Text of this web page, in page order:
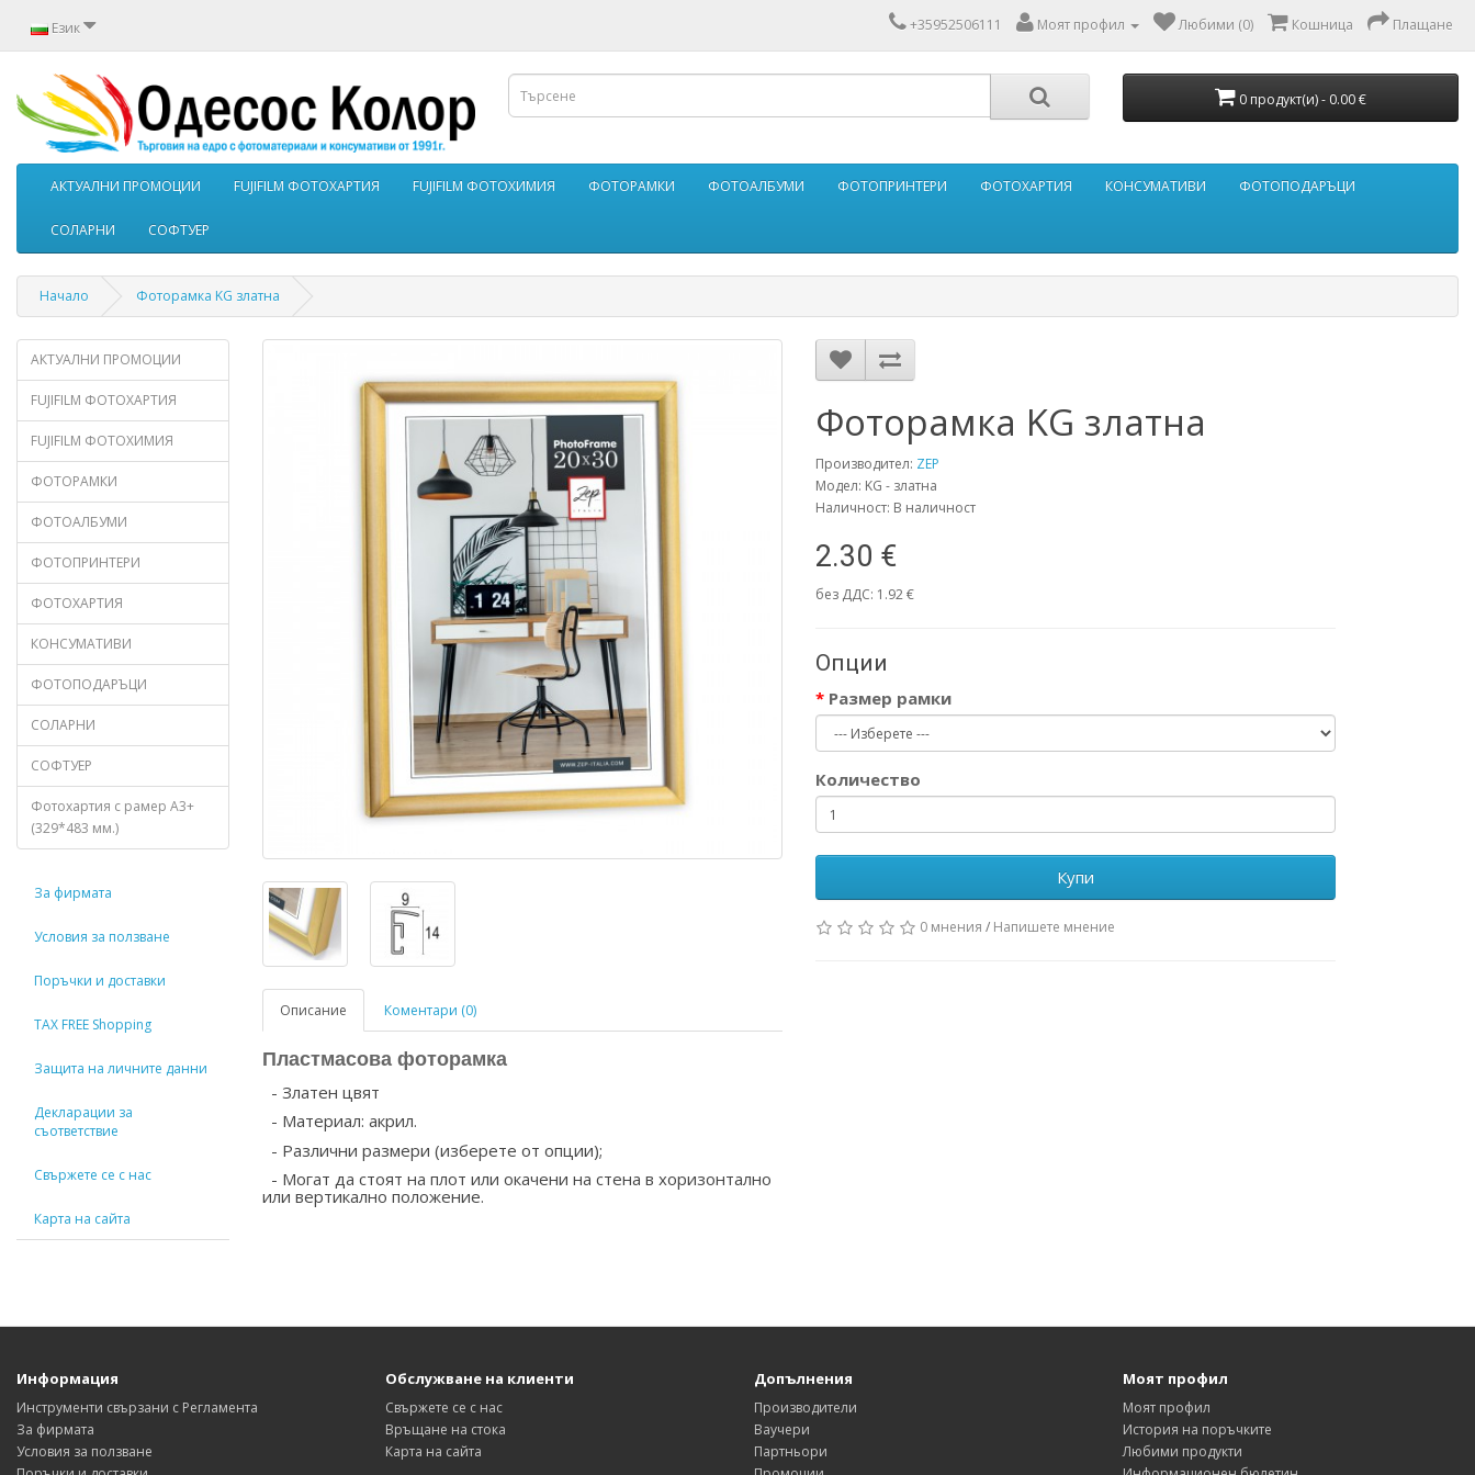
Език +35952506111 Моят профил Любими (0) Кошница Плащане
0 продукт(и) - 0.00 €
АКТУАЛНИ ПРОМОЦИИ FUJIFILM ФОТОХАРТИЯ FUJIFILM ФОТОХИМИЯ ФОТОРАМКИ ФОТОАЛБУМИ ФОТОПРИНТЕРИ ФОТОХАРТИЯ КОНСУМАТИВИ ФОТОПОДАРЪЦИ
СОЛАРНИ СОФТУЕР
Начало Фоторамка KG златна
АКТУАЛНИ ПРОМОЦИИ
FUJIFILM ФОТОХАРТИЯ
FUJIFILM ФОТОХИМИЯ
ФОТОРАМКИ
ФОТОАЛБУМИ
ФОТОПРИНТЕРИ
ФОТОХАРТИЯ
КОНСУМАТИВИ
ФОТОПОДАРЪЦИ
СОЛАРНИ
СОФТУЕР
Фотохартия с рамер А3+
(329*483 мм.)
За фирмата
Условия за ползване
Поръчки и доставки
TAX FREE Shopping
Защита на личните данни
Декларации за
съответствие
Свържете се с нас
Карта на сайта
Описание Коментари (0)
Пластмасова фоторамка
- Златен цвят
- Материал: акрил.
- Различни размери (изберете от опции);
- Могат да стоят на плот или окачени на стена в хоризонтално
или вертикално положение.
Фоторамка KG златна
Производител: ZEP
Модел: KG - златна
Наличност: В наличност
2.30 €
без ДДС: 1.92 €
Опции
Размер рамки
Количество
Купи
0 мнения / Напишете мнение
Информация
Инструменти свързани с Регламента
За фирмата
Условия за ползване
Обслужване на клиенти
Свържете се с нас
Връщане на стока
Карта на сайта
Допълнения
Производители
Ваучери
Партньори
Моят профил
Моят профил
История на поръчките
Любими продукти